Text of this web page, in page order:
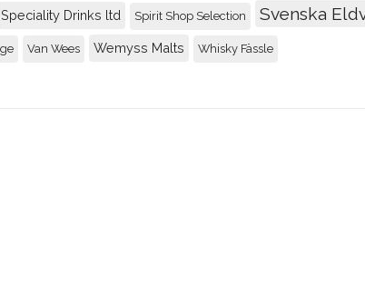
Speciality Drinks ltd Spirit Shop Selection Svenska
Van Wees Wemyss Malts Whisky Fässle